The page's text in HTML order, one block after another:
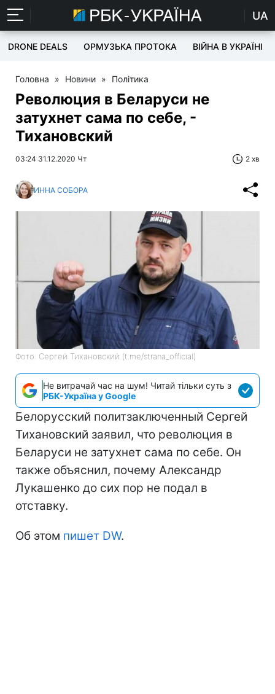
UA
DRONE DEALS ОРМУЗЬКА ПРОТОКА ВІЙНА В УКРАЇНІ
Головна » Новини » Політика
Революция в Беларуси не
затухнет сама по себе, -
Тихановский
03:24 31.12.2020 Чт 2 хв
ИННА СОБОРА
Фото: Сергей Тихановский (t.me/strana_official)
Не витрачай час на шум! Читай тільки суть з
РБК-Україна у Google
Белорусский политзаключенный Сергей
Тихановский заявил, что революция в
Беларуси не затухнет сама по себе. Он
также объяснил, почему Александр
Лукашенко до сих пор не подал в
отставку.
Об этом пишет DW.